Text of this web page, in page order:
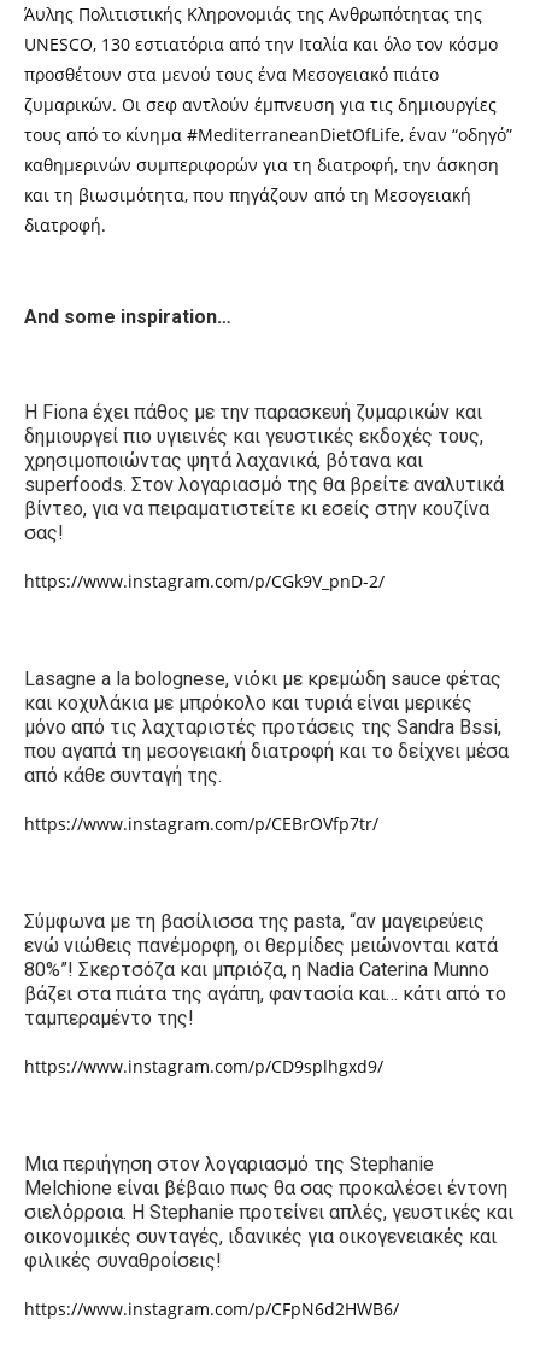
Άυλης Πολιτιστικής Κληρονομιάς της Ανθρωπότητας της
UNESCO, 130 εστιατόρια από την Ιταλία και όλο τον κόσμο
προσθέτουν στα μενού τους ένα Μεσογειακό πιάτο
ζυμαρικών. Οι σεφ αντλούν έμπνευση για τις δημιουργίες
τους από το κίνημα #MediterraneanDietOfLife, έναν “οδηγό”
καθημερινών συμπεριφορών για τη διατροφή, την άσκηση
και τη βιωσιμότητα, που πηγάζουν από τη Μεσογειακή
διατροφή.
And some inspiration…
H Fiona έχει πάθος με την παρασκευή ζυμαρικών και
δημιουργεί πιο υγιεινές και γευστικές εκδοχές τους,
χρησιμοποιώντας ψητά λαχανικά, βότανα και
superfoods. Στον λογαριασμό της θα βρείτε αναλυτικά
βίντεο, για να πειραματιστείτε κι εσείς στην κουζίνα
σας!
https://www.instagram.com/p/CGk9V_pnD-2/
Lasagne a la bolognese, νιόκι με κρεμώδη sauce φέτας
και κοχυλάκια με μπρόκολο και τυριά είναι μερικές
μόνο από τις λαχταριστές προτάσεις της Sandra Bssi,
που αγαπά τη μεσογειακή διατροφή και το δείχνει μέσα
από κάθε συνταγή της.
https://www.instagram.com/p/CEBrOVfp7tr/
Σύμφωνα με τη βασίλισσα της pasta, “αν μαγειρεύεις
ενώ νιώθεις πανέμορφη, οι θερμίδες μειώνονται κατά
80%”! Σκερτσόζα και μπριόζα, η Nadia Caterina Munno
βάζει στα πιάτα της αγάπη, φαντασία και… κάτι από το
ταμπεραμέντο της!
https://www.instagram.com/p/CD9splhgxd9/
Μια περιήγηση στον λογαριασμό της Stephanie
Melchione είναι βέβαιο πως θα σας προκαλέσει έντονη
σιελόρροια. Η Stephanie προτείνει απλές, γευστικές και
οικονομικές συνταγές, ιδανικές για οικογενειακές και
φιλικές συναθροίσεις!
https://www.instagram.com/p/CFpN6d2HWB6/